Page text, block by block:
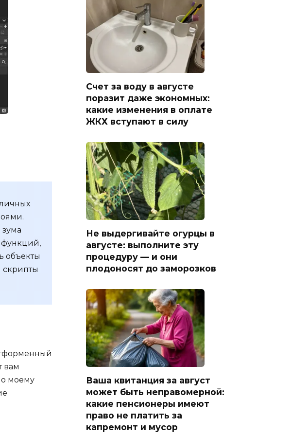
функций,
объекты
скрипты
вам
моему
Счет за воду в августе
поразит даже экономных:
какие изменения в оплате
ЖКХ вступают в силу
Не выдергивайте огурцы в
августе: выполните эту
процедуру — и они
плодоносят до заморозков
Ваша квитанция за август
может быть неправомерной:
какие пенсионеры имеют
право не платить за
капремонт и мусор